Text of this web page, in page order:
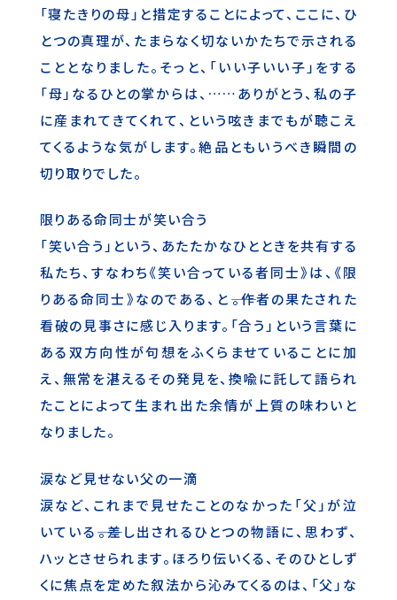
「寝たきりの母」と措定することによって、ここに、ひ
とつの真理が、たまらなく切ないかたちで示される
こととなりました。そっと、「いい子いい子」をする
「母」なるひとの掌からは、……ありがとう、私の子
に産まれてきてくれて、という呟きまでもが聴こえ
てくるような気がします。絶品ともいうべき瞬間の
切り取りでした。
限りある命同士が笑い合う
「笑い合う」という、あたたかなひとときを共有する
私たち、すなわち《笑い合っている者同士》は、《限
りある命同士》なのである、と――。作者の果たされた
看破の見事さに感じ入ります。「合う」という言葉に
ある双方向性が句想をふくらませていることに加
え、無常を湛えるその発見を、換喩に託して語られ
たことによって生まれ出た余情が上質の味わいと
なりました。
涙など見せない父の一滴
涙など、これまで見せたことのなかった「父」が泣
いている――。差し出されるひとつの物語に、思わず、
ハッとさせられます。ほろり伝いくる、そのひとしず
くに焦点を定めた叙法から沁みてくるのは、「父」な